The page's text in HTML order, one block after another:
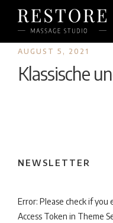
AUGUST 5, 2021
Klassische
NEWSLETTER
Error: Please check if you
Access Token in Theme